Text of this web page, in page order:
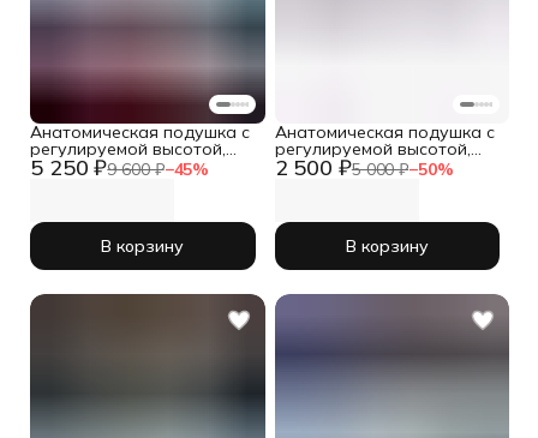
5 250 ₽9 600 ₽−45%
Анатомическая подушка с
регулируемой высотой,
70x70 см, Memory Base max
В корзину
2 500 ₽5 000 ₽−50%
Анатомическая подушка с
регулируемой высотой,
70x70 см, Sleepico Memory
В корзину